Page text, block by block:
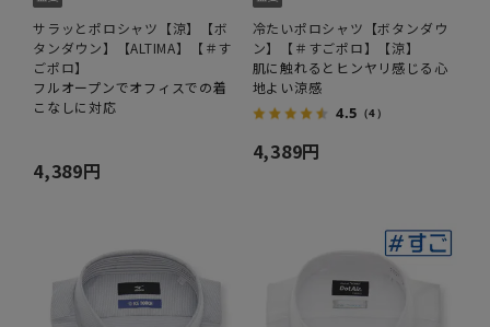
サラッとポロシャツ【涼】【ボ
タンダウン】【ALTIMA】【＃す
ごポロ】
フルオープンでオフィスでの着
こなしに対応
4,389円
冷たいポロシャツ【ボタンダウ
ン】【＃すごポロ】【涼】
肌に触れるとヒンヤリ感じる心
地よい涼感
4.5 （4）
4,389円